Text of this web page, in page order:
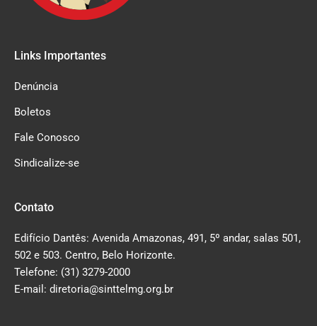
Links Importantes
Denúncia
Boletos
Fale Conosco
Sindicalize-se
Contato
Edifício Dantês: Avenida Amazonas, 491, 5º andar, salas 501,
502 e 503. Centro, Belo Horizonte.
Telefone: (31) 3279-2000
E-mail: diretoria@sinttelmg.org.br